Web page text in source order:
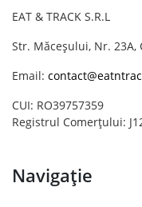
EAT & TRACK S.R.L
Str. Măceșului, Nr. 23A,
Email:
CUI: RO39757359
Registrul Comerțului:
Navigație